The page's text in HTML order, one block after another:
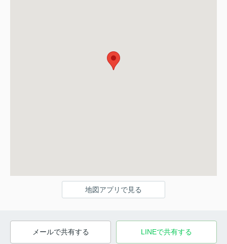
地図アプリで見る
メールで共有する LINEで共有する